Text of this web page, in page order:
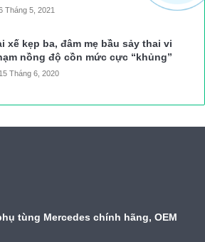
Tháng 5, 2021
xế kẹp ba, đâm mẹ bầu sảy thai vi
nồng độ cồn mức cực “khủng”
15 Tháng 6, 2020
tùng Mercedes chính hãng, OEM